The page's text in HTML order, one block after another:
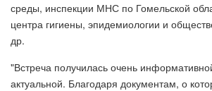
среды, инспекции МНС по Гомельской
центра гигиены, эпидемиологии и
др.
"Встреча получилась очень
актуальной. Благодаря документам, о